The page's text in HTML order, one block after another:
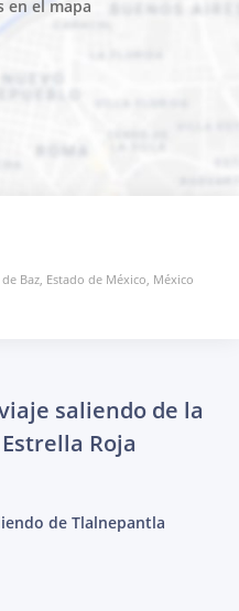
en el mapa
Baz, Estado de México, México
saliendo de la
Roja
de Tlalnepantla